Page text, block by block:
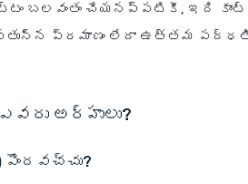
బలవంతం చేయనప్పటికీ, ఇది
ప్రమాణం లేదా ఉత్తమ
అర్హులు?